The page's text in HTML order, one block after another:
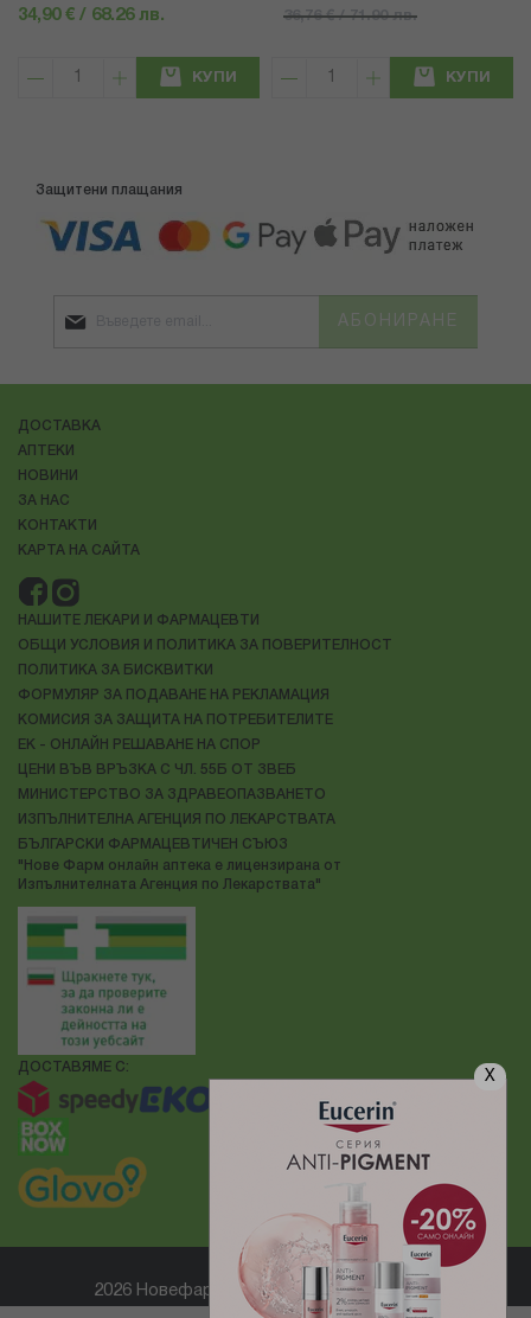
X
34,90 € / 68.26 лв.
КУПИ
36,76 € / 71.90 лв.
КУПИ
Защитени плащания
АБОНИРАНЕ
ДОСТАВКА
АПТЕКИ
НОВИНИ
ЗА НАС
КОНТАКТИ
КАРТА НА САЙТА
НАШИТЕ ЛЕКАРИ И ФАРМАЦЕВТИ
ОБЩИ УСЛОВИЯ И ПОЛИТИКА ЗА ПОВЕРИТЕЛНОСТ
ПОЛИТИКА ЗА БИСКВИТКИ
ФОРМУЛЯР ЗА ПОДАВАНЕ НА РЕКЛАМАЦИЯ
КОМИСИЯ ЗА ЗАЩИТА НА ПОТРЕБИТЕЛИТЕ
ЕК - ОНЛАЙН РЕШАВАНЕ НА СПОР
ЦЕНИ ВЪВ ВРЪЗКА С ЧЛ. 55Б ОТ ЗВЕБ
МИНИСТЕРСТВО ЗА ЗДРАВЕОПАЗВАНЕТО
ИЗПЪЛНИТЕЛНА АГЕНЦИЯ ПО ЛЕКАРСТВАТА
БЪЛГАРСКИ ФАРМАЦЕВТИЧЕН СЪЮЗ
"Нове Фарм онлайн аптека е лицензирана от
Изпълнителната Агенция по Лекарствата"
ДОСТАВЯМЕ С:
2026 Новефарм ® Всички права запазени